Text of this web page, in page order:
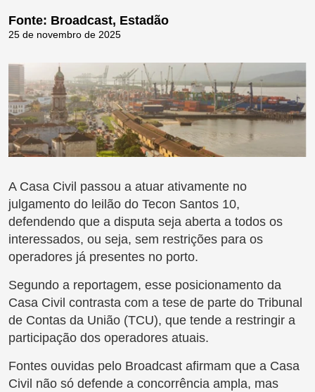
Fonte: Broadcast, Estadão
25 de novembro de 2025
A Casa Civil passou a atuar ativamente no
julgamento do leilão do Tecon Santos 10,
defendendo que a disputa seja aberta a todos os
interessados, ou seja, sem restrições para os
operadores já presentes no porto.
Segundo a reportagem, esse posicionamento da
Casa Civil contrasta com a tese de parte do Tribunal
de Contas da União (TCU), que tende a restringir a
participação dos operadores atuais.
Fontes ouvidas pelo Broadcast afirmam que a Casa
Civil não só defende a concorrência ampla, mas